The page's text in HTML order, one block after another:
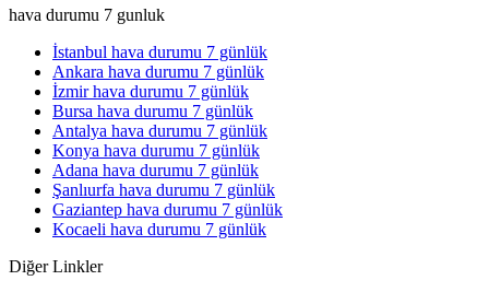
hava durumu 7 gunluk
İstanbul hava durumu 7 günlük
Ankara hava durumu 7 günlük
İzmir hava durumu 7 günlük
Bursa hava durumu 7 günlük
Antalya hava durumu 7 günlük
Konya hava durumu 7 günlük
Adana hava durumu 7 günlük
Şanlıurfa hava durumu 7 günlük
Gaziantep hava durumu 7 günlük
Kocaeli hava durumu 7 günlük
Diğer Linkler